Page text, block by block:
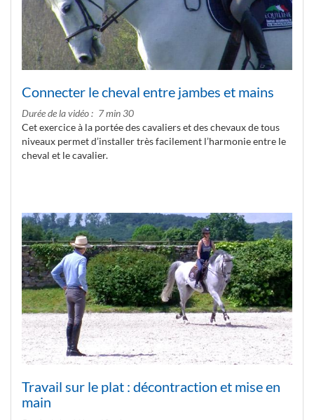
Connecter le cheval entre jambes et mains
Durée de la vidéo
7 min 30
Cet exercice à la portée des cavaliers et des chevaux de tous
niveaux permet d’installer très facilement l’harmonie entre le
cheval et le cavalier.
Travail sur le plat : décontraction et mise en
main